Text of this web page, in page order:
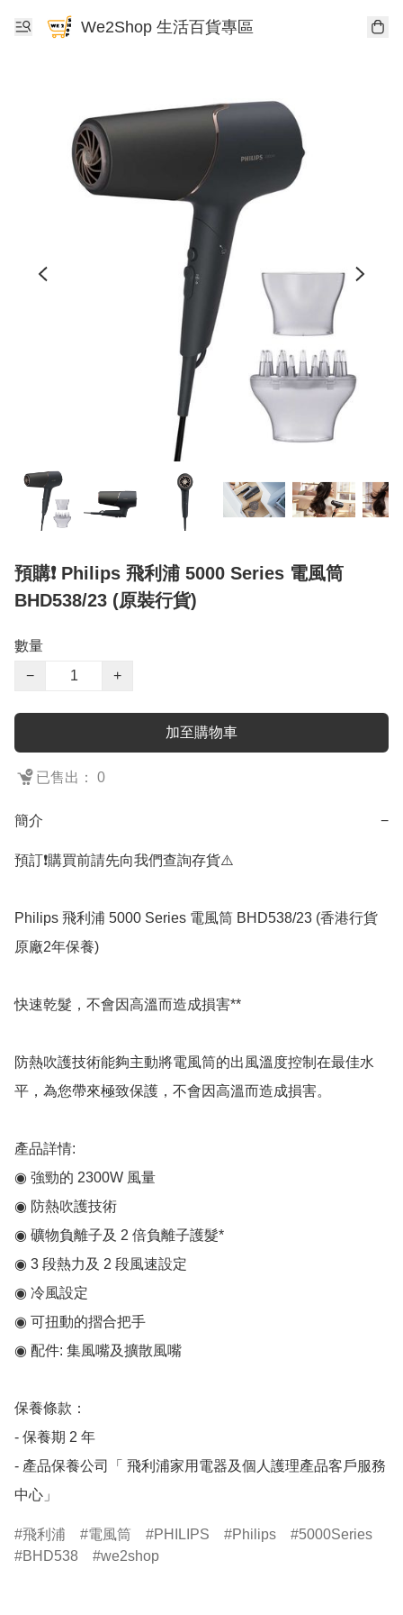
We2Shop 生活百貨專區
預購❗️ Philips 飛利浦 5000 Series 電風筒
BHD538/23 (原裝行貨)
數量
−
+
加至購物車
已售出： 0
簡介 −
預訂❗️購買前請先向我們查詢存貨⚠️
Philips 飛利浦 5000 Series 電風筒 BHD538/23 (香港行貨
原廠2年保養)
快速乾髮，不會因高溫而造成損害**
防熱吹護技術能夠主動將電風筒的出風溫度控制在最佳水
平，為您帶來極致保護，不會因高溫而造成損害。
產品詳情:
◉ 強勁的 2300W 風量
◉ 防熱吹護技術
◉ 礦物負離子及 2 倍負離子護髮*
◉ 3 段熱力及 2 段風速設定
◉ 冷風設定
◉ 可扭動的摺合把手
◉ 配件: 集風嘴及擴散風嘴
保養條款：
- 保養期 2 年
- 產品保養公司「 飛利浦家用電器及個人護理產品客戶服務
中心」
飛利浦 電風筒 PHILIPS Philips
5000Series
BHD538
we2shop